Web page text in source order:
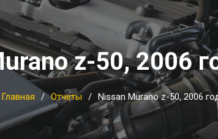
z-50, 2006
Главная Отчеты Nissan Murano z-50, 2006